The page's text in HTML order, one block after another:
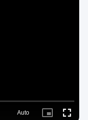
Auto
Picture- Fullscreen